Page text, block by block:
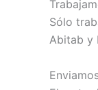
Sólo
Abitab y